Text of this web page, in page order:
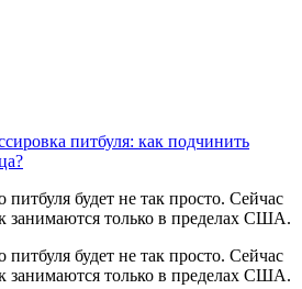
питбуля: как подчинить
будет не так просто. Сейчас
занимаются только в пределах США.
будет не так просто. Сейчас
занимаются только в пределах США.